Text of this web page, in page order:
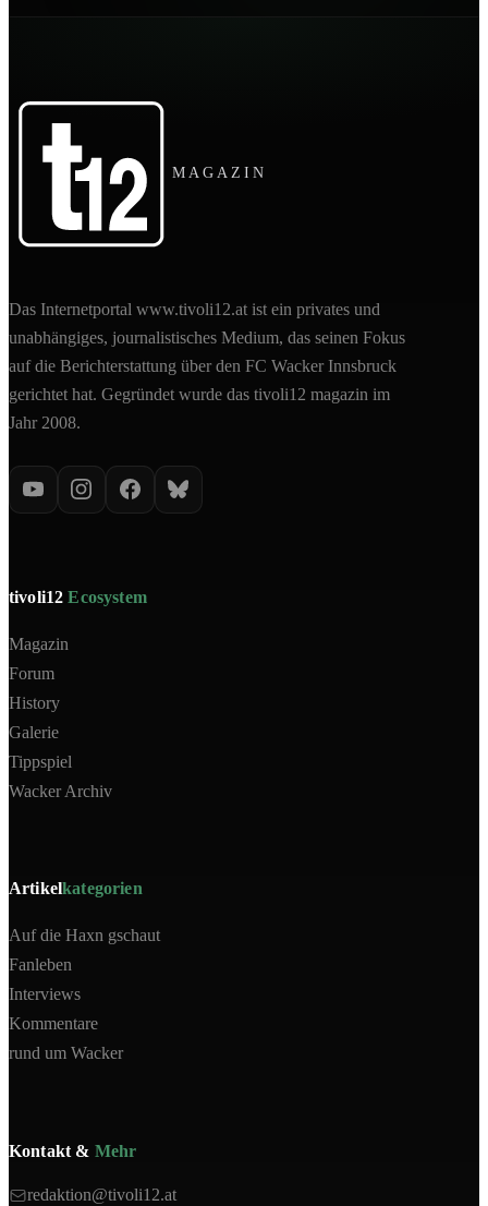
MAGAZIN
Das Internetportal www.tivoli12.at ist ein privates und
unabhängiges, journalistisches Medium, das seinen Fokus
auf die Berichterstattung über den FC Wacker Innsbruck
gerichtet hat. Gegründet wurde das tivoli12 magazin im
Jahr 2008.
tivoli12Ecosystem
Magazin
Forum
History
Galerie
Tippspiel
Wacker Archiv
Artikelkategorien
Auf die Haxn gschaut
Fanleben
Interviews
Kommentare
rund um Wacker
Kontakt & Mehr
redaktion@tivoli12.at